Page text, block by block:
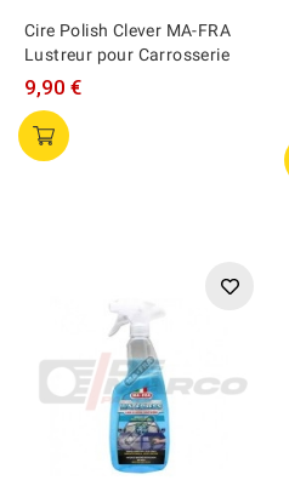
Cire Polish Clever MA-FRA
Lustreur pour Carrosserie
9,90 €